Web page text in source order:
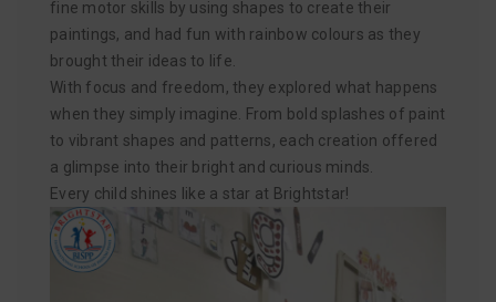
fine motor skills by using shapes to create their
paintings, and had fun with rainbow colours as they
brought their ideas to life.
With focus and freedom, they explored what happens
when they simply imagine. From bold splashes of paint
to vibrant shapes and patterns, each creation offered
a glimpse into their bright and curious minds.
Every child shines like a star at Brightstar!